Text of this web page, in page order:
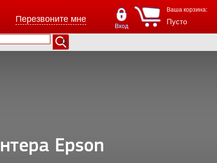
Перезвоните мне
Ваша корзина:
Пусто
Вход
Epson